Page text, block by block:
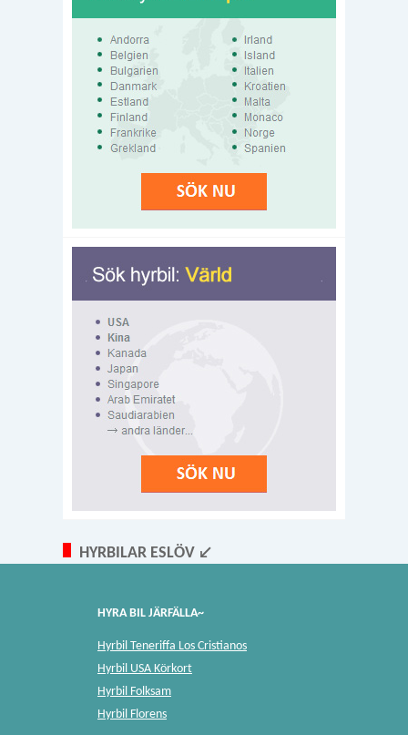
HYRBILAR ESLÖV ↙
HYRA BIL JÄRFÄLLA~
Hyrbil Teneriffa Los Cristianos
Hyrbil USA Körkort
Hyrbil Folksam
Hyrbil Florens